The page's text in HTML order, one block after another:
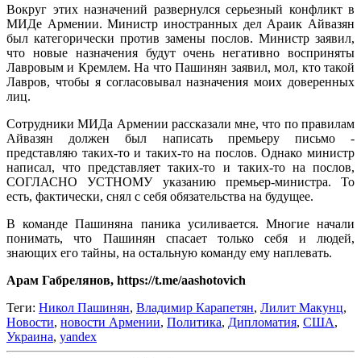
Вокруг этих назначений развернулся серьезный конфликт в
МИДе Армении. Министр иностранных дел Араик Айвазян
был категорически против замены послов. Министр заявил,
что новые назначения будут очень негативно восприняты
Лавровым и Кремлем. На что Пашинян заявил, мол, кто такой
Лавров, чтобы я согласовывал назначения моих доверенных
лиц.
Сотрудники МИДа Армении рассказали мне, что по правилам
Айвазян должен был написать премьеру письмо -
представляю таких-то и таких-то на послов. Однако министр
написал, что представляет таких-то и таких-то на послов,
СОГЛАСНО УСТНОМУ указанию премьер-министра. То
есть, фактически, снял с себя обязательства на будущее.
В команде Пашиняна паника усиливается. Многие начали
понимать, что Пашинян спасает только себя и людей,
знающих его тайны, на остальную команду ему наплевать.
Арам Габрелянов, https://t.me/aashotovich
Теги: Никол Пашинян, Владимир Карапетян, Лилит Макунц,
Новости, новости Армении, Политика, Дипломатия, США,
Украина, yandex